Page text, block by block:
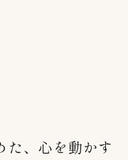
た、心を動かす